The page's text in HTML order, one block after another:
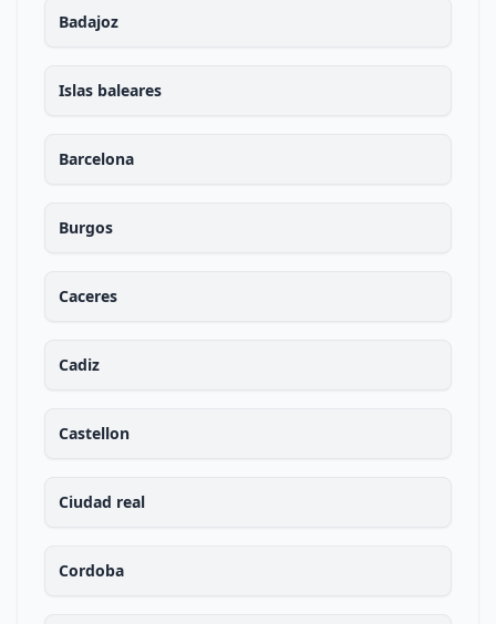
Badajoz
Islas baleares
Barcelona
Burgos
Caceres
Cadiz
Castellon
Ciudad real
Cordoba